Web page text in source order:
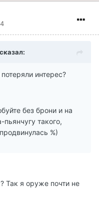
потеряли интерес?
без брони и на
такого,
%)
Так я оруже почти не